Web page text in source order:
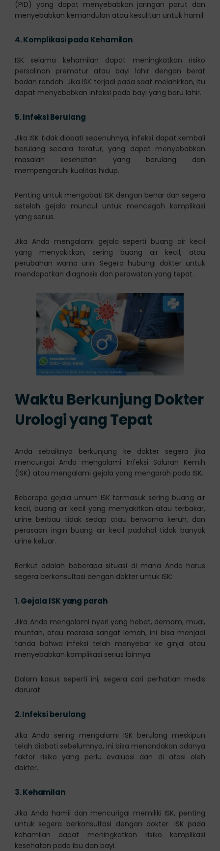
(PID) yang dapat menyebabkan jaringan parut dan
menyebabkan kemandulan atau kesulitan untuk hamil.
4.Komplikasi pada Kehamilan
ISK selama kehamilan dapat meningkatkan risiko
persalinan prematur atau bayi lahir dengan berat
badan rendah. Jika ISK terjadi pada saat melahirkan, itu
dapat menyebabkan infeksi pada bayi yang baru lahir.
5.Infeksi Berulang
Jika ISK tidak diobati sepenuhnya, infeksi dapat kembali
berulang secara teratur, yang dapat menyebabkan
masalah kesehatan yang berulang dan
mempengaruhi kualitas hidup.
Penting untuk mengobati ISK dengan benar dan segera
setelah gejala muncul untuk mencegah komplikasi
yang serius.
Jika Anda mengalami gejala seperti buang air kecil
yang menyakitkan, sering buang air kecil, atau
perubahan warna urin. Segera hubungi dokter untuk
mendapatkan diagnosis dan perawatan yang tepat.
Waktu Berkunjung Dokter
Urologi yang Tepat
Anda sebaiknya berkunjung ke dokter segera jika
mencurigai Anda mengalami Infeksi Saluran Kemih
(ISK) atau mengalami gejala yang mengarah pada ISK.
Beberapa gejala umum ISK termasuk sering buang air
kecil, buang air kecil yang menyakitkan atau terbakar,
urine berbau tidak sedap atau berwarna keruh, dan
perasaan ingin buang air kecil padahal tidak banyak
urine keluar.
Berikut adalah beberapa situasi di mana Anda harus
segera berkonsultasi dengan dokter untuk ISK:
1.Gejala ISK yang parah
Jika Anda mengalami nyeri yang hebat, demam, mual,
muntah, atau merasa sangat lemah, ini bisa menjadi
tanda bahwa infeksi telah menyebar ke ginjal atau
menyebabkan komplikasi serius lainnya.
Dalam kasus seperti ini, segera cari perhatian medis
darurat.
2.Infeksi berulang
Jika Anda sering mengalami ISK berulang meskipun
telah diobati sebelumnya, ini bisa menandakan adanya
faktor risiko yang perlu evaluasi dan di atasi oleh
dokter.
3.Kehamilan
Jika Anda hamil dan mencurigai memiliki ISK, penting
untuk segera berkonsultasi dengan dokter. ISK pada
kehamilan dapat meningkatkan risiko komplikasi
kesehatan pada ibu dan bayi.